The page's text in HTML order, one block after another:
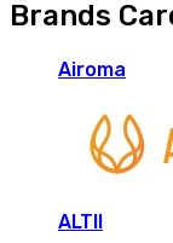
Brands
Airoma
ALTII